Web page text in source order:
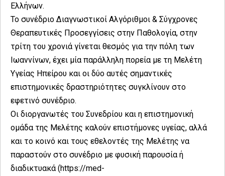
Ελλήνων.
Το συνέδριο Διαγνωστικοί Αλγόριθμοι & Σύγχρονες
Θεραπευτικές Προσεγγίσεις στην Παθολογία, στην
τρίτη του χρονιά γίνεται θεσμός για την πόλη των
Ιωαννίνων, έχει μία παράλληλη πορεία με τη Μελέτη
Υγείας Ηπείρου και οι δύο αυτές σημαντικές
επιστημονικές δραστηριότητες συγκλίνουν στο
εφετινό συνέδριο.
Οι διοργανωτές του Συνεδρίου και η επιστημονική
ομάδα της Μελέτης καλούν επιστήμονες υγείας, αλλά
και το κοινό και τους εθελοντές της Μελέτης να
παραστούν στο συνέδριο με φυσική παρουσία ή
διαδικτυακά (https://med-